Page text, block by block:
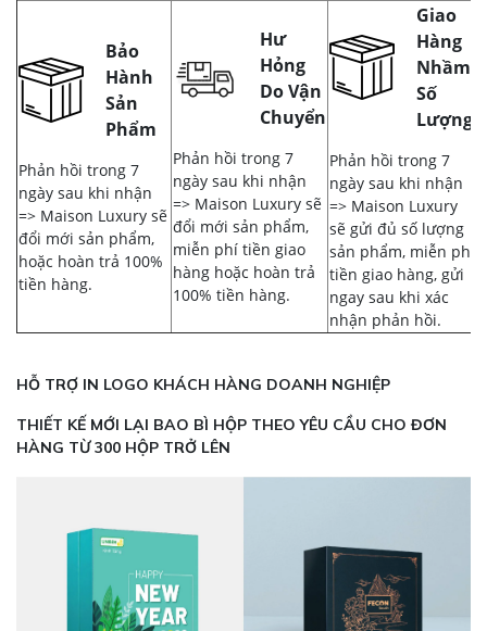
Bảo
Hành
Sản
Phẩm
Phản hồi trong 7
ngày sau khi nhận
=> Maison Luxury sẽ
đổi mới sản phẩm,
hoặc hoàn trả 100%
tiền hàng.
Hư
Hỏng
Do Vận
Chuyển
Phản hồi trong 7
ngày sau khi nhận
=> Maison Luxury sẽ
đổi mới sản phẩm,
miễn phí tiền giao
hàng hoặc hoàn trả
100% tiền hàng.
Giao
Hàng
Nhầm,
Số
Lượng
Phản hồi trong 7
ngày sau khi nhận
=> Maison Luxury
sẽ gửi đủ số lượng
sản phẩm, miễn phí
tiền giao hàng, gửi
ngay sau khi xác
nhận phản hồi.
HỖ TRỢ IN LOGO KHÁCH HÀNG DOANH NGHIỆP
THIẾT KẾ MỚI LẠI BAO BÌ HỘP THEO YÊU CẦU CHO ĐƠN
HÀNG TỪ 300 HỘP TRỞ LÊN